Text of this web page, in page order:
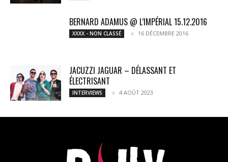
BERNARD ADAMUS @ L’IMPÉRIAL 15.12.2016
XXXX - NON CLASSÉ 16 DÉCEMBRE 2016
JACUZZI JAGUAR – DÉLASSANT ET
ÉLECTRISANT
INTERVIEWS 4 AOÛT 2023